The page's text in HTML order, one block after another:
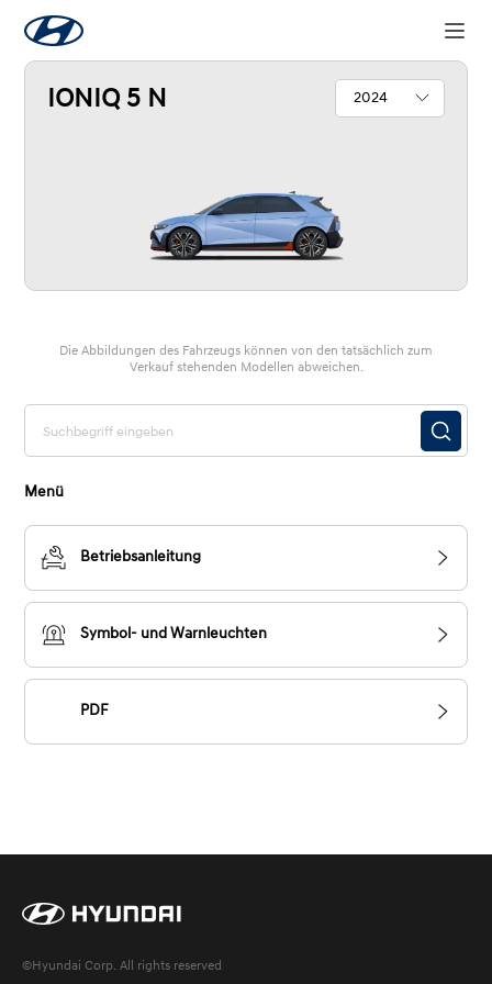
IONIQ 5 N 2024
Die Abbildungen des Fahrzeugs können von den tatsächlich zum
Verkauf stehenden Modellen abweichen.
Menü
Betriebsanleitung
Symbol- und Warnleuchten
PDF
©Hyundai Corp. All rights reserved